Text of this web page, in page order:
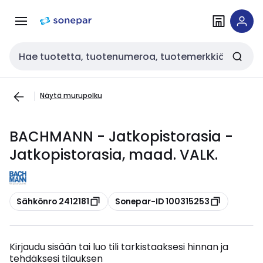
navigointiinsisältöön
Haku
Näytä murupolku
BACHMANN - Jatkopistorasia -
Jatkopistorasia, maad. VALK.
Kopioi
Sähkönro 2412181 Kopioi
Sonepar-ID 100315253
Kirjaudu sisään tai luo tili tarkistaaksesi hinnan ja
tehdäksesi tilauksen